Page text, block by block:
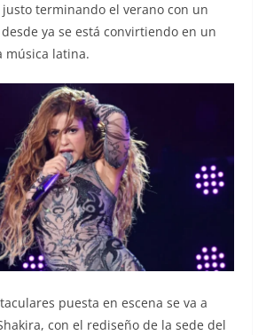
justo terminando el verano con un
ya se está convirtiendo en un
música latina.
puesta en escena se va a
con el rediseño de la sede del